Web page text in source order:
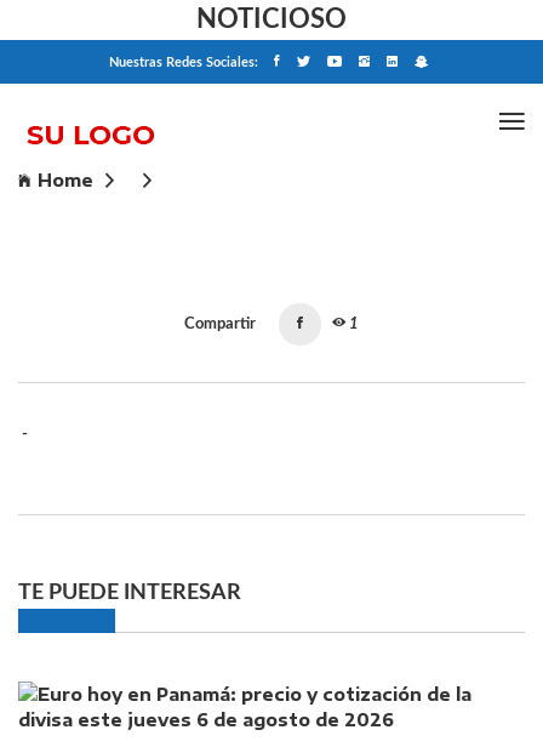
NOTICIOSO
Nuestras Redes Sociales:
Home
Compartir 1
-
TE PUEDE INTERESAR